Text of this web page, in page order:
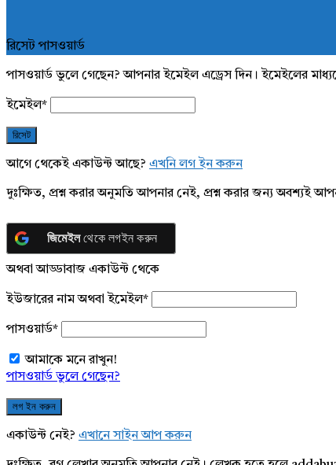
রিসেট পাসওয়ার্ড
পাসওয়ার্ড ভুলে গেছেন? আপনার ইমেইল এড্রেস দিন। ইমেইলের
ইমেইল*
আগে থেকেই একাউন্ট আছে? এখনি লগ ইন করুন
দুঃক্ষিত, প্রশ্ন করার অনুমতি আপনার নেই, প্রশ্ন করার জন্য অবশ্যই
জিমেইলথেকে লগইন করুন
অথবা আড্ডাবাজ একাউন্ট থেকে
ইউজারের নাম অথবা ইমেইল*
পাসওয়ার্ড*
আমাকে মনে রাখুন!
পাসওয়ার্ড ভুলে গেছেন?
একাউন্ট নেই? এখানে সাইন আপ করুন